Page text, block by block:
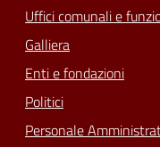
Uffici comunali e
Galliera
Enti e fondazioni
Politici
Personale